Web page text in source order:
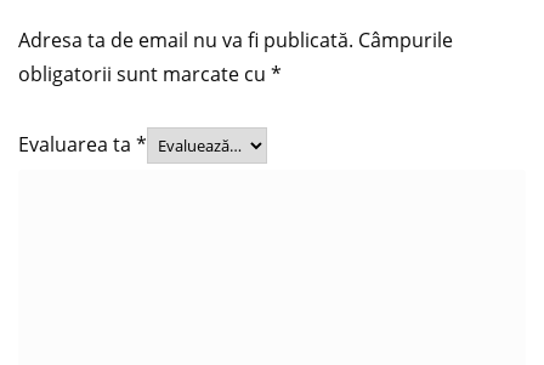
Adresa ta de email nu va fi publicată. Câmpurile
obligatorii sunt marcate cu *
Evaluarea ta *